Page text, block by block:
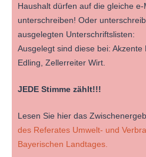
Haushalt dürfen auf die gleiche e-
unterschreiben! Oder
ausgelegten Unterschriftslisten:
Ausgelegt sind diese bei:
Edling, Zellerreiter Wirt.
JEDE Stimme zählt!!!
Lesen Sie hier das
des Referates Umwelt- und
Bayerischen Landtages.